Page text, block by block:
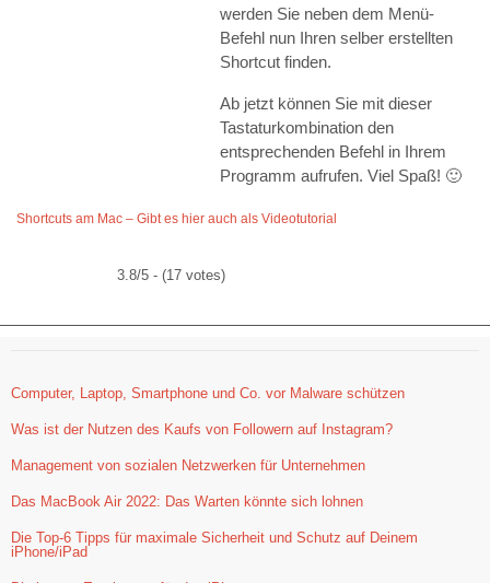
werden Sie neben dem Menü-
Befehl nun Ihren selber erstellten
Shortcut finden.
Ab jetzt können Sie mit dieser
Tastaturkombination den
entsprechenden Befehl in Ihrem
Programm aufrufen. Viel Spaß! 🙂
Shortcuts am Mac – Gibt es hier auch als Videotutorial
3.8/5 - (17 votes)
Computer, Laptop, Smartphone und Co. vor Malware schützen
Was ist der Nutzen des Kaufs von Followern auf Instagram?
Management von sozialen Netzwerken für Unternehmen
Das MacBook Air 2022: Das Warten könnte sich lohnen
Die Top-6 Tipps für maximale Sicherheit und Schutz auf Deinem
iPhone/iPad